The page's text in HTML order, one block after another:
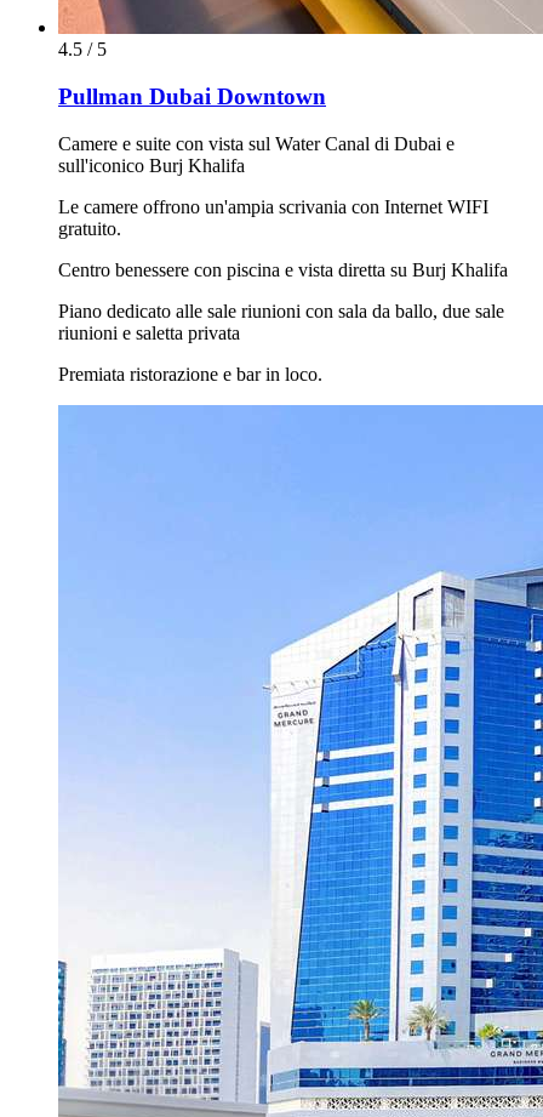
4.5 / 5
Pullman Dubai Downtown
Camere e suite con vista sul Water Canal di Dubai e
sull'iconico Burj Khalifa
Le camere offrono un'ampia scrivania con Internet WIFI
gratuito.
Centro benessere con piscina e vista diretta su Burj Khalifa
Piano dedicato alle sale riunioni con sala da ballo, due sale
riunioni e saletta privata
Premiata ristorazione e bar in loco.